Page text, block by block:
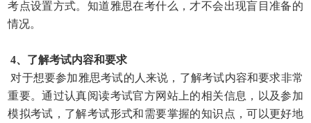
考点设置方式。知道雅思在考什么，才不会出现盲目准备的
情况。
4、了解考试内容和要求
对于想要参加雅思考试的人来说，了解考试内容和要求非常
重要。通过认真阅读考试官方网站上的相关信息，以及参加
模拟考试，了解考试形式和需要掌握的知识点，可以更好地